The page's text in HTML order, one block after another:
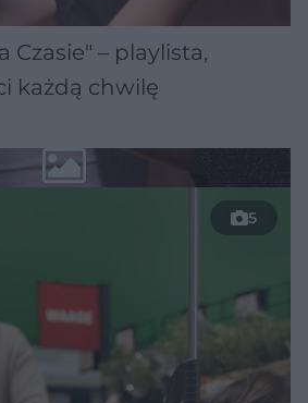
Czasie" – playlista,
każdą chwilę
5